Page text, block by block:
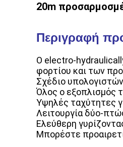
20m
Περιγραφή
Ο electro-
φορτίου και των
Σχέδιο
Όλος ο εξοπλισμός
Υψηλές ταχύτητες
Λειτουργία δύο-
Ελεύθερη
Μπορέστε